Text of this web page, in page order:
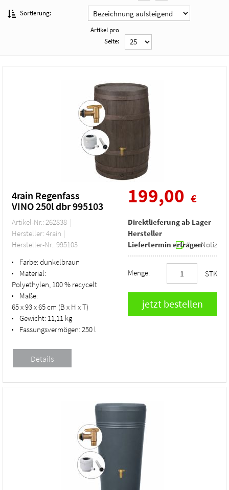
graphite grey
Sortierung:
Artikel pro
Seite:
4rain Regenfass
VINO 250l dbr 995103
Artikel-Nr.: 262838
Hersteller: 4rain
Hersteller-Nr.: 995103
• Farbe:dunkelbraun
•
Material:
Polyethylen, 100 % recycelt
•
Maße:
65 x 93 x 65 cm (B x H x T)
• Gewicht: 11,11 kg
• Fassungsvermögen:250 l
199,00 €
Direktlieferung ab Lager
Hersteller
Liefertermin erfragenIhre Notiz
Menge: STK